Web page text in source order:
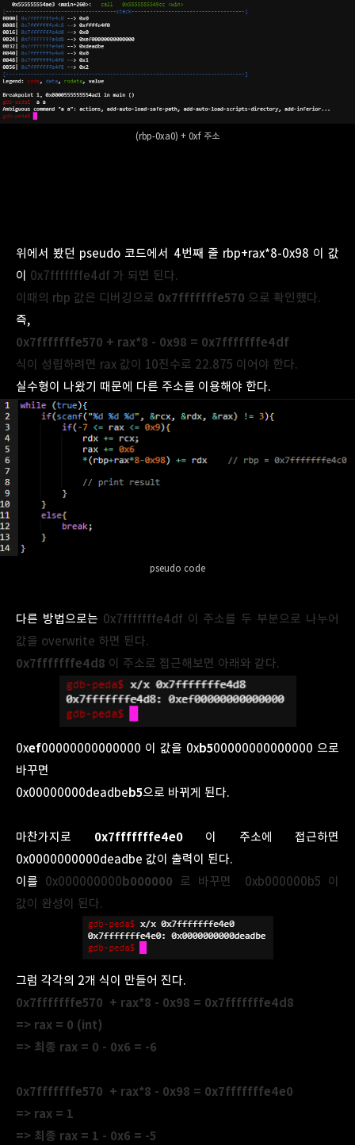
(rbp-0xa0) + 0xf 주소
위에서 봤던 pseudo 코드에서 4번째 줄 rbp+rax*8-0x98 이 값
이 0x7fffffffe4df 가 되면 된다.
이때의 rbp 값은 디버깅으로 0x7fffffffe570 으로 확인했다.
즉,
0x7fffffffe570 + rax*8 - 0x98 = 0x7fffffffe4df
식이 성립하려면 rax 값이 10진수로 22.875 이어야 한다.
실수형이 나왔기 때문에 다른 주소를 이용해야 한다.
pseudo code
다른 방법으로는 0x7fffffffe4df 이 주소를 두 부분으로 나누어
값을 overwrite 하면 된다.
0x7fffffffe4d8 이 주소로 접근해보면 아래와 같다.
0xef00000000000000 이 값을 0xb500000000000000 으로
바꾸면
0x00000000deadbeb5으로 바뀌게 된다.
마찬가지로 0x7fffffffe4e0이 주소에 접근하면
0x0000000000deadbe 값이 출력이 된다.
이를 0x000000000b000000 로 바꾸면 0xb000000b5 이
값이 완성이 된다.
그럼 각각의 2개 식이 만들어 진다.
0x7fffffffe570 + rax*8 - 0x98 = 0x7fffffffe4d8
=> rax = 0 (int)
=> 최종 rax = 0 - 0x6 = -6
0x7fffffffe570 + rax*8 - 0x98 = 0x7fffffffe4e0
=> rax = 1
=> 최종 rax = 1 - 0x6 = -5